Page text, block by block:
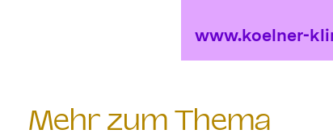
www.koelner-
Mehr zum Thema